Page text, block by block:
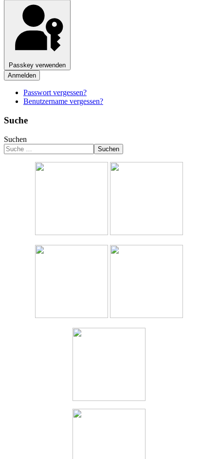
Passkey verwenden
Anmelden
Passwort vergessen?
Benutzername vergessen?
Suche
Suchen
Suchen